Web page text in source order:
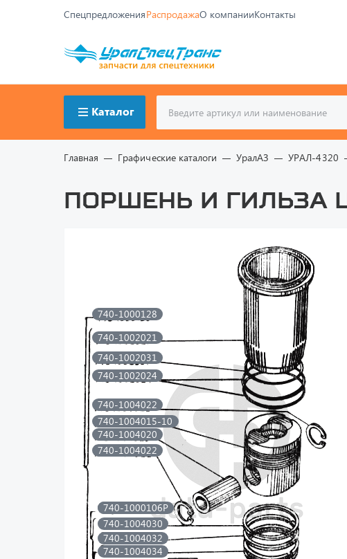
СпецпредложенияРаспродажаО компанииКонтакты
Каталог
Главная Графические каталоги УралАЗ УРАЛ-4320
Поршень и гильза
740-1002021
740-1000128
740-1000106
740-1000106Р
740-1002024
740-1002031
740-1004020
740-1004015-10
740-1004034
740-1004032
740-1004030
740-1004022
740-1004022